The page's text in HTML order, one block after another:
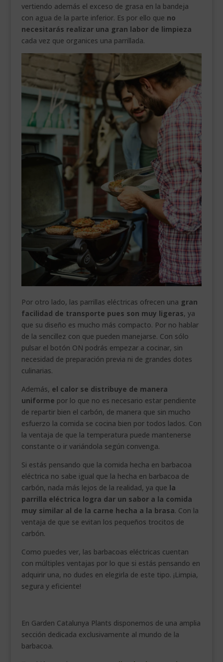
vertiendo además el exceso de grasa en la bandeja
con agua de la parte inferior. Es por ello que no
necesitarás realizar una gran labor de limpieza
cada vez que organices una parrillada.
Por otro lado, las parrillas eléctricas ofrecen una gran
facilidad de transporte pues son muy ligeras, ya
que su diseño es mucho más compacto. Por no hablar
de la sencillez con que pueden manejarse. Con sólo
pulsar el botón ON podrás empezar a cocinar, sin
necesidad de preparación previa ni de grandes dotes
culinarias.
Además, el calor se distribuye de manera
uniforme por lo que no es necesario estar pendiente
de repartir bien el carbón, de manera que sin mucho
esfuerzo la comida se cocina bien por todos lados. Con
la ventaja de que la temperatura puede mantenerse
constante o ir variándola según convenga.
Si estás pensando que la comida hecha en barbacoa
eléctrica no sabe igual que la hecha en barbacoa de
carbón, nada más lejos de la realidad, ya que la
parrilla eléctrica logra dar un sabor a la comida
muy similar al de la carne hecha a la brasa. Con la
ventaja de que se evitan los pequeños trocitos de
carbón.
Como puedes ver, las barbacoas eléctricas cuentan
con múltiples ventajas por lo que si estás pensando en
adquirir una, no dudes en elegirla de este tipo. ¡Limpia,
segura y eficiente!
En Garden Catalunya Plants disponemos de una amplia
sección dedicada exclusivamente al mundo de la
barbacoa.